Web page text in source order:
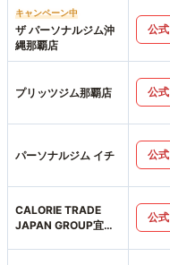
キャンペーン中
ザ パーソナルジム沖
縄那覇店
公式
プリッツジム那覇店 公式
パーソナルジム イチ 公式
CALORIE TRADE
JAPAN GROUP宜野
公式